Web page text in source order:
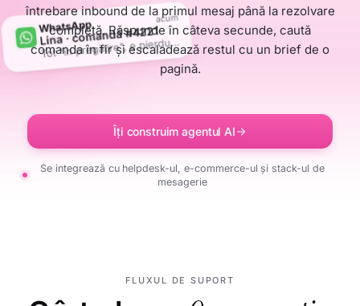
WhatsApp acum
Lina · comandă #4221
T
ot "în pregătire", e pierdută?
întrebare inbound de la primul mesaj până la rezolvare
completă. Răspunde în câteva secunde, caută
comanda în fir și escaladează restul cu un brief de o
pagină.
Îți construim agentul AI
Se integrează cu helpdesk-ul, e-commerce-ul și stack-ul de
mesagerie
FLUXUL DE SUPORT